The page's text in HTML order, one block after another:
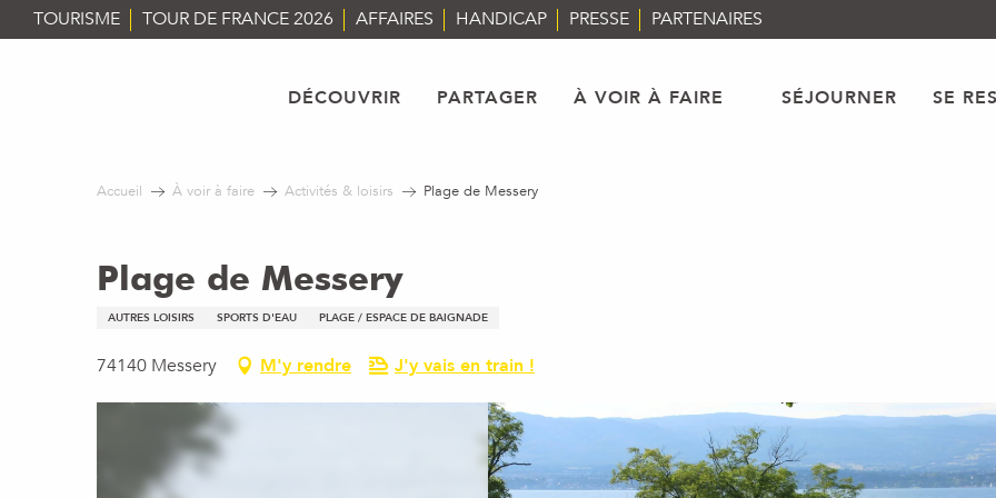
Aller
au
TOURISME TOUR DE FRANCE 2026 AFFAIRES HANDICAP PRESSE PARTENAIRES
DÉCOUVRIR PARTAGER À VOIR À FAIRE SÉJOURNER SE
Accueil À voir à faire Activités & loisirs Plage de Messery
Plage de Messery
AUTRES LOISIRS SPORTS D'EAU PLAGE / ESPACE DE BAIGNADE
74140 Messery M'y rendre J'y vais en train !